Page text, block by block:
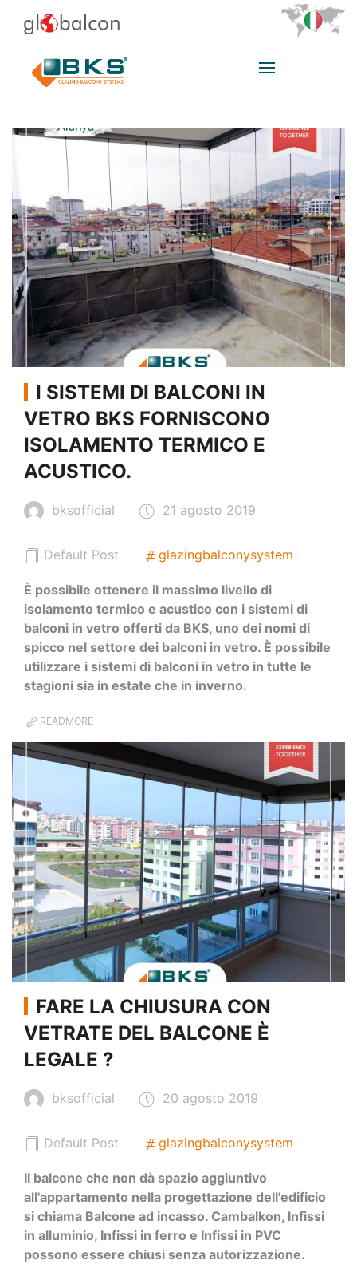
I SISTEMI DI BALCONI IN
VETRO BKS FORNISCONO
ISOLAMENTO TERMICO E
ACUSTICO.
bksofficial 21 agosto 2019
Default Post glazingbalconysystem
È possibile ottenere il massimo livello di
isolamento termico e acustico con i sistemi di
balconi in vetro offerti da BKS, uno dei nomi di
spicco nel settore dei balconi in vetro. È possibile
utilizzare i sistemi di balconi in vetro in tutte le
stagioni sia in estate che in inverno.
READMORE
FARE LA CHIUSURA CON
VETRATE DEL BALCONE È
LEGALE ?
bksofficial 20 agosto 2019
Default Post glazingbalconysystem
Il balcone che non dà spazio aggiuntivo
all'appartamento nella progettazione dell'edificio
si chiama Balcone ad incasso. Cambalkon, Infissi
in alluminio, Infissi in ferro e Infissi in PVC
possono essere chiusi senza autorizzazione.